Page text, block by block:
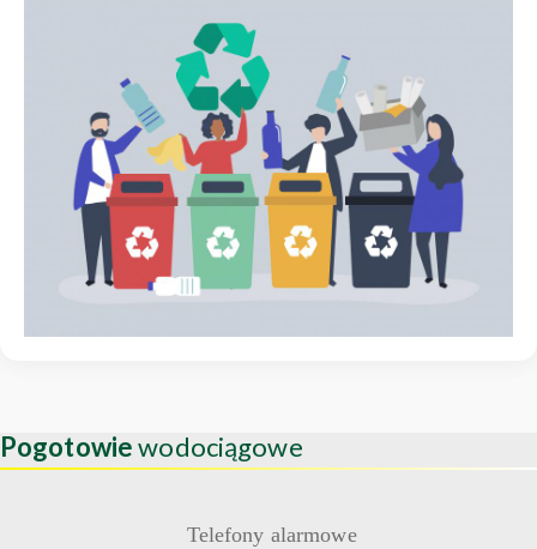
Pogotowiewodociągowe
Telefony alarmowe